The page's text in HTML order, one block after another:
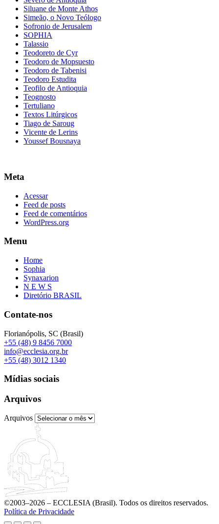
Siluane de Monte Athos
Simeão, o Novo Teólogo
Sofronio de Jerusalem
SOPHIA
Talassio
Teodoreto de Cyr
Teodoro de Mopsuesto
Teodoro de Tabenisi
Teodoro Estudita
Teofilo de Antioquia
Teognosto
Tertuliano
Textos Litúrgicos
Tiago de Saroug
Vicente de Lerins
Youssef Bousnaya
Meta
Acessar
Feed de posts
Feed de comentários
WordPress.org
Menu
Home
Sophia
Synaxarion
N E W S
Diretório BRASIL
Contate-nos
Florianópolis, SC (Brasil)
+55 (48) 9 8456 7000
info@ecclesia.org.br
+55 (48) 3012 1340
Mídias sociais
Arquivos
Arquivos
©2003–2026 – ECCLESIA (Brasil). Todos os direitos reservados.
Política de Privacidade